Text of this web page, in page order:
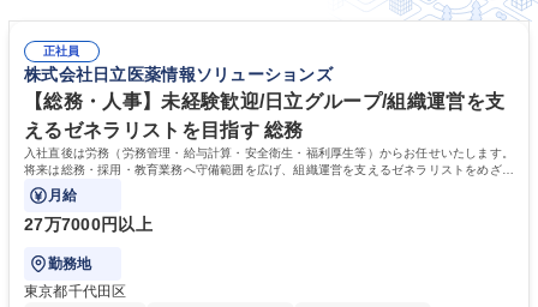
正社員
株式会社日立医薬情報ソリューションズ
【総務・人事】未経験歓迎/日立グループ/組織運営を支
えるゼネラリストを目指す 総務
入社直後は労務（労務管理・給与計算・安全衛生・福利厚生等）からお任せいたします。
将来は総務・採用・教育業務へ守備範囲を広げ、組織運営を支えるゼネラリストをめざせ
ます。
月給
27万7000円以上
勤務地
東京都千代田区